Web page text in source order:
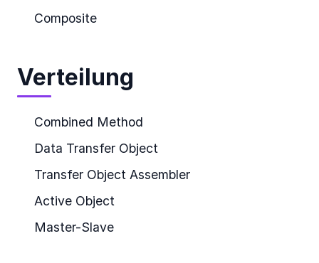
Composite
Verteilung
Combined Method
Data Transfer Object
Transfer Object Assembler
Active Object
Master-Slave